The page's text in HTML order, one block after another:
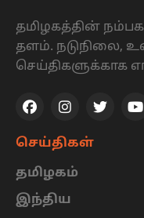
தமிழகத்தின்
தளம். நடுநிலை,
செய்திகளுக்காக
செய்திகள்
தமிழகம்
இந்திய